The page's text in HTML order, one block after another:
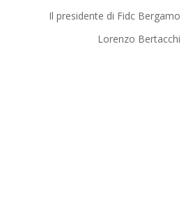
Il presidente di Fidc Bergamo
Lorenzo Bertacchi